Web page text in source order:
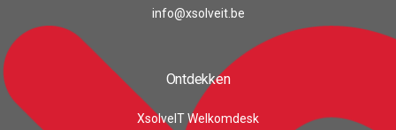
info@xsolveit.be
Ontdekken
XsolveIT Welkomdesk